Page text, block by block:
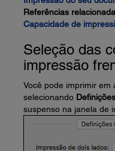
Referências
Capacidade de
Seleção das
impressão
Você pode imprimir em
selecionando
suspenso na janela de